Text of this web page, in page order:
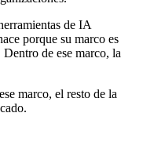
de IA
porque su marco es
de ese marco, la
marco, el resto de la